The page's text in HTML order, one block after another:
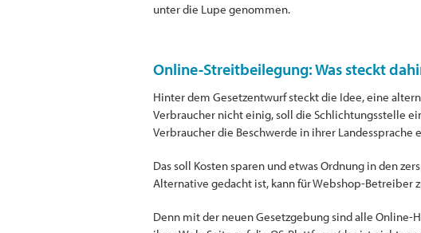
unter die Lupe genommen.
Online-Streitbeilegung: Was steckt
Hinter dem Gesetzentwurf steckt die Idee, eine
Verbraucher nicht einig, soll die Schlichtungsstelle
Verbraucher die Beschwerde in ihrer
Das soll Kosten sparen und etwas Ordnung in den
Alternative gedacht ist, kann für Webshop-Betreiber
Denn mit der neuen Gesetzgebung sind alle Online-